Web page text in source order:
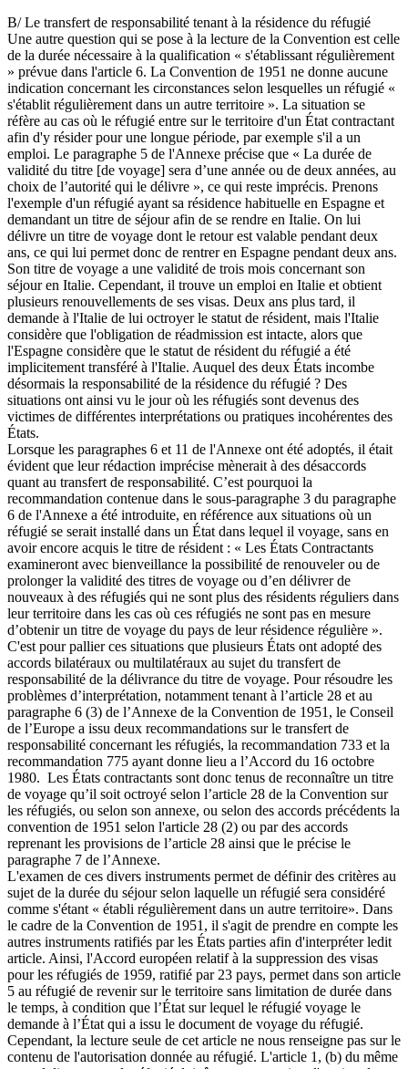
B/ Le transfert de responsabilité tenant à la résidence du réfugié
Une autre question qui se pose à la lecture de la Convention est celle
de la durée nécessaire à la qualification « s'établissant régulièrement
» prévue dans l'article 6. La Convention de 1951 ne donne aucune
indication concernant les circonstances selon lesquelles un réfugié «
s'établit régulièrement dans un autre territoire ». La situation se
réfère au cas où le réfugié entre sur le territoire d'un État contractant
afin d'y résider pour une longue période, par exemple s'il a un
emploi. Le paragraphe 5 de l'Annexe précise que « La durée de
validité du titre [de voyage] sera d’une année ou de deux années, au
choix de l’autorité qui le délivre », ce qui reste imprécis. Prenons
l'exemple d'un réfugié ayant sa résidence habituelle en Espagne et
demandant un titre de séjour afin de se rendre en Italie. On lui
délivre un titre de voyage dont le retour est valable pendant deux
ans, ce qui lui permet donc de rentrer en Espagne pendant deux ans.
Son titre de voyage a une validité de trois mois concernant son
séjour en Italie. Cependant, il trouve un emploi en Italie et obtient
plusieurs renouvellements de ses visas. Deux ans plus tard, il
demande à l'Italie de lui octroyer le statut de résident, mais l'Italie
considère que l'obligation de réadmission est intacte, alors que
l'Espagne considère que le statut de résident du réfugié a été
implicitement transféré à l'Italie. Auquel des deux États incombe
désormais la responsabilité de la résidence du réfugié ? Des
situations ont ainsi vu le jour où les réfugiés sont devenus des
victimes de différentes interprétations ou pratiques incohérentes des
États.
Lorsque les paragraphes 6 et 11 de l'Annexe ont été adoptés, il était
évident que leur rédaction imprécise mènerait à des désaccords
quant au transfert de responsabilité. C’est pourquoi la
recommandation contenue dans le sous-paragraphe 3 du paragraphe
6 de l'Annexe a été introduite, en référence aux situations où un
réfugié se serait installé dans un État dans lequel il voyage, sans en
avoir encore acquis le titre de résident : « Les États Contractants
examineront avec bienveillance la possibilité de renouveler ou de
prolonger la validité des titres de voyage ou d’en délivrer de
nouveaux à des réfugiés qui ne sont plus des résidents réguliers dans
leur territoire dans les cas où ces réfugiés ne sont pas en mesure
d’obtenir un titre de voyage du pays de leur résidence régulière ».
C'est pour pallier ces situations que plusieurs États ont adopté des
accords bilatéraux ou multilatéraux au sujet du transfert de
responsabilité de la délivrance du titre de voyage. Pour résoudre les
problèmes d’interprétation, notamment tenant à l’article 28 et au
paragraphe 6 (3) de l’Annexe de la Convention de 1951, le Conseil
de l’Europe a issu deux recommandations sur le transfert de
responsabilité concernant les réfugiés, la recommandation 733 et la
recommandation 775 ayant donne lieu a l’Accord du 16 octobre
1980. Les États contractants sont donc tenus de reconnaître un titre
de voyage qu’il soit octroyé selon l’article 28 de la Convention sur
les réfugiés, ou selon son annexe, ou selon des accords précédents la
convention de 1951 selon l'article 28 (2) ou par des accords
reprenant les provisions de l’article 28 ainsi que le précise le
paragraphe 7 de l’Annexe.
L'examen de ces divers instruments permet de définir des critères au
sujet de la durée du séjour selon laquelle un réfugié sera considéré
comme s'étant « établi régulièrement dans un autre territoire». Dans
le cadre de la Convention de 1951, il s'agit de prendre en compte les
autres instruments ratifiés par les États parties afin d'interpréter ledit
article. Ainsi, l'Accord européen relatif à la suppression des visas
pour les réfugiés de 1959, ratifié par 23 pays, permet dans son article
5 au réfugié de revenir sur le territoire sans limitation de durée dans
le temps, à condition que l’État sur lequel le réfugié voyage le
demande à l’État qui a issu le document de voyage du réfugié.
Cependant, la lecture seule de cet article ne nous renseigne pas sur le
contenu de l'autorisation donnée au réfugié. L'article 1, (b) du même